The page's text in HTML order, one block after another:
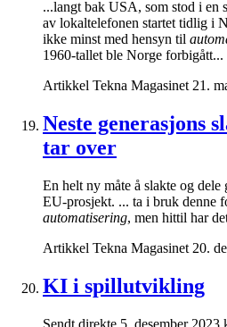
...langt bak USA, som stod i en
av lokaltelefonen startet tidlig i
ikke minst med hensyn til
1960-tallet ble Norge forbigått...
Artikkel Tekna Magasinet 21.
Neste generasjons
tar over
En helt ny måte å slakte og
EU-prosjekt. ... ta i bruk denne
automatisering, men hittil har
Artikkel Tekna Magasinet 20.
KI i spillutvikling
Sendt direkte 5. desember